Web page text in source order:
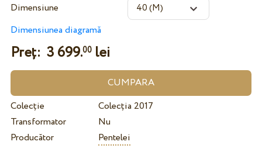
Dimensiune
Dimensiunea diagramă
Preț: 3 699.00lei
Colecție
Colecția 2017
Transformator
Nu
Producător
Pentelei